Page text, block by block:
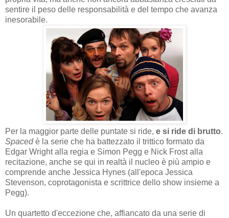
sentire il peso delle responsabilità e del tempo che avanza
inesorabile.
Per la maggior parte delle puntate si ride, e si ride di brutto.
Spacedè la serie che ha battezzato il trittico formato da
Edgar Wright alla regia e Simon Pegg e Nick Frost alla
recitazione, anche se qui in realtà il nucleo è più ampio e
comprende anche Jessica Hynes (all'epoca Jessica
Stevenson, coprotagonista e scrittrice dello show insieme a
Pegg).
Un quartetto d'eccezione che, affiancato da una serie di